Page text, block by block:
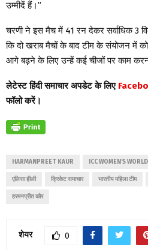
उम्मीदें हैं।”
चरणी ने इस मैच में 41 रन देकर सर्वाधिक 3
कि दो खराब मैचों के बाद टीम के संयोजन में
आगे बढ़ने के लिए उन्हें कई चीजों पर काम
लेटेस्ट हिंदी समाचार अपडेट के लिए
फॉलो करें।
HARMANPREET KAUR ICC WOMEN'S
एलिसा हीली क्रिकेट समाचार भारतीय महिला टीम
हरमनप्रीत कौर
शेयर 0